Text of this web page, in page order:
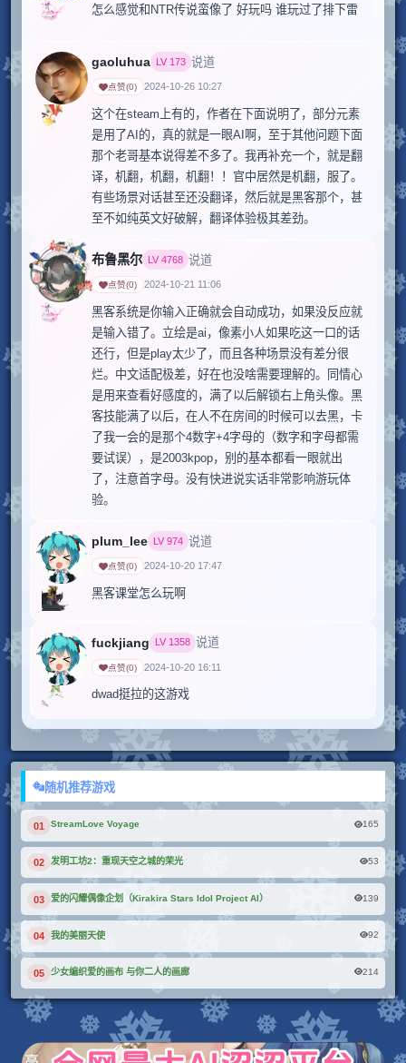
怎么感觉和NTR传说蛮像了 好玩吗 谁玩过了排下雷
gaoluhua LV 173 说道
点赞(0) 2024-10-26 10:27
这个在steam上有的，作者在下面说明了，部分元素
是用了AI的，真的就是一眼AI啊，至于其他问题下面
那个老哥基本说得差不多了。我再补充一个，就是翻
译，机翻，机翻，机翻！！官中居然是机翻，服了。
有些场景对话甚至还没翻译，然后就是黑客那个，甚
至不如纯英文好破解，翻译体验极其差劲。
布鲁黑尔 LV4768 说道
点赞(0) 2024-10-21 11:06
黑客系统是你输入正确就会自动成功，如果没反应就
是输入错了。立绘是ai，像素小人如果吃这一口的话
还行，但是play太少了，而且各种场景没有差分很
烂。中文适配极差，好在也没啥需要理解的。同情心
是用来查看好感度的，满了以后解锁右上角头像。黑
客技能满了以后，在人不在房间的时候可以去黑，卡
了我一会的是那个4数字+4字母的（数字和字母都需
要试误），是2003kpop，别的基本都看一眼就出
了，注意首字母。没有快进说实话非常影响游玩体
验。
plum_lee LV974 说道
点赞(0) 2024-10-20 17:47
黑客课堂怎么玩啊
fuckjiang LV 1358 说道
点赞(0) 2024-10-20 16:11
随机推荐游戏
01 StreamLove Voyage 165
02 发明工坊2：重现天空之城的荣光 53
03 爱的闪耀偶像企划（Kirakira Stars Idol Project AI） 139
04 我的美丽天使 92
05 少女编织爱的画布 与你二人的画廊 214